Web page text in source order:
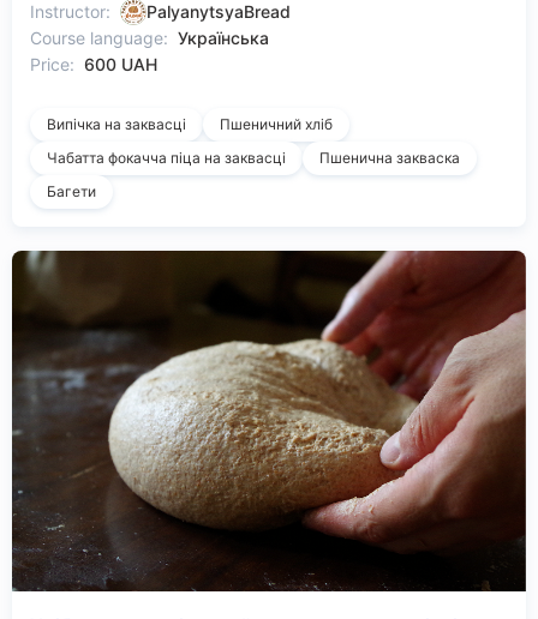
Instructor:
PalyanytsyaBread
Course language: Українська
Price: 600 UAH
Випічка на заквасці
Пшеничний хліб
Чабатта фокачча піца на заквасці
Пшенична закваска
Багети